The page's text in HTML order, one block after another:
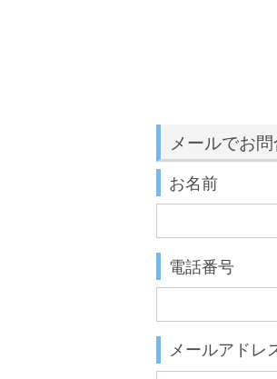
メールでお
お名前
電話番号
メールアドレ